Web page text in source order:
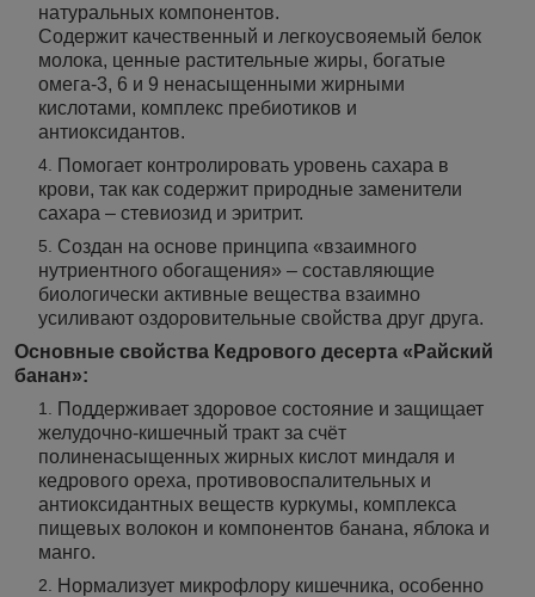
натуральных компонентов.
Содержит качественный и легкоусвояемый белок
молока, ценные растительные жиры, богатые
омега-3, 6 и 9 ненасыщенными жирными
кислотами, комплекс пребиотиков и
антиоксидантов.
Помогает контролировать уровень сахара в
крови, так как содержит природные заменители
сахара – стевиозид и эритрит.
Создан на основе принципа «взаимного
нутриентного обогащения» – составляющие
биологически активные вещества взаимно
усиливают оздоровительные свойства друг друга.
Основные свойства Кедрового десерта «Райский
банан»:
Поддерживает здоровое состояние и защищает
желудочно-кишечный тракт за счёт
полиненасыщенных жирных кислот миндаля и
кедрового ореха, противовоспалительных и
антиоксидантных веществ куркумы, комплекса
пищевых волокон и компонентов банана, яблока и
манго.
Нормализует микрофлору кишечника, особенно